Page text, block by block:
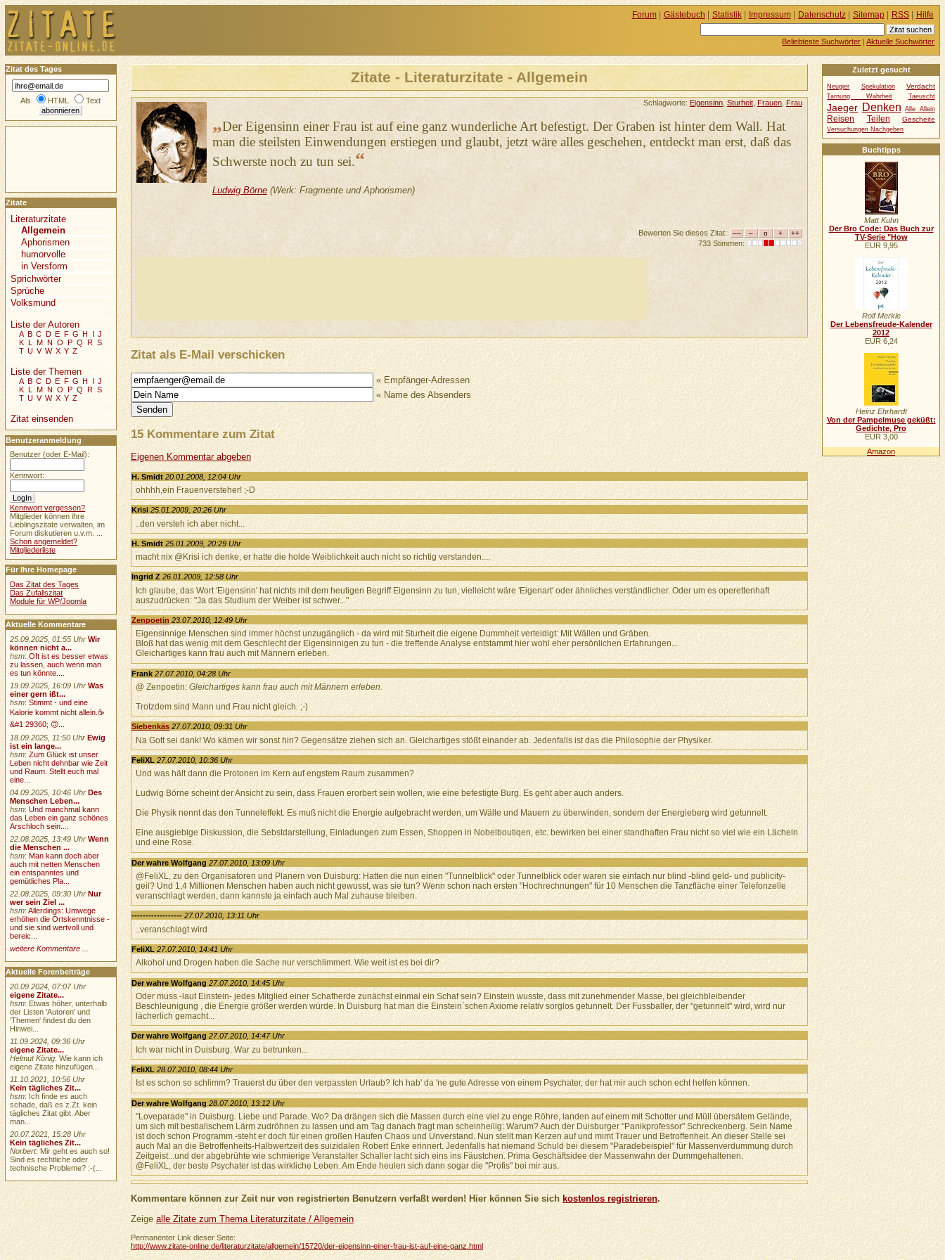
Zitate - Literaturzitate - Allgemein
Schlagworte: Eigensinn, Sturheit, Frauen, Frau
„Der Eigensinn einer Frau ist auf eine ganz wunderliche Art befestigt. Der Graben ist hinter dem Wall. Hat
man die steilsten Einwendungen erstiegen und glaubt, jetzt wäre alles geschehen, entdeckt man erst, daß das
Schwerste noch zu tun sei.“
Ludwig Börne(Werk: Fragmente und Aphorismen)
Bewerten Sie dieses Zitat:
733 Stimmen:
Zitat als E-Mail verschicken
« Empfänger-Adressen
« Name des Absenders
15 Kommentare zum Zitat
Eigenen Kommentar abgeben
H. Smidt 20.01.2008, 12:04 Uhr
ohhhh,ein Frauenversteher! ;-D
Krisi 25.01.2009, 20:26 Uhr
..den versteh ich aber nicht...
H. Smidt 25.01.2009, 20:29 Uhr
macht nix @Krisi ich denke, er hatte die holde Weiblichkeit auch nicht so richtig verstanden....
Ingrid Z 26.01.2009, 12:58 Uhr
Ich glaube, das Wort 'Eigensinn' hat nichts mit dem heutigen Begriff Eigensinn zu tun, vielleicht wäre 'Eigenart' oder ähnliches verständlicher. Oder um es operettenhaft
auszudrücken: "Ja das Studium der Weiber ist schwer..."
Zenpoetin 23.07.2010, 12:49 Uhr
Eigensinnige Menschen sind immer höchst unzugänglich - da wird mit Sturheit die eigene Dummheit verteidigt: Mit Wällen und Gräben.
Bloß hat das wenig mit dem Geschlecht der Eigensinnigen zu tun - die treffende Analyse entstammt hier wohl eher persönlichen Erfahrungen...
Gleichartiges kann frau auch mit Männern erleben.
Frank 27.07.2010, 04:28 Uhr
@ Zenpoetin:Gleichartiges kann frau auch mit Männern erleben.
Trotzdem sind Mann und Frau nicht gleich. ;-)
Siebenkäs 27.07.2010, 09:31 Uhr
Na Gott sei dank! Wo kämen wir sonst hin? Gegensätze ziehen sich an. Gleichartiges stößt einander ab. Jedenfalls ist das die Philosophie der Physiker.
FeliXL 27.07.2010, 10:36 Uhr
Und was hält dann die Protonen im Kern auf engstem Raum zusammen?
Ludwig Börne scheint der Ansicht zu sein, dass Frauen erorbert sein wollen, wie eine befestigte Burg. Es geht aber auch anders.
Die Physik nennt das den Tunneleffekt. Es muß nicht die Energie aufgebracht werden, um Wälle und Mauern zu überwinden, sondern der Energieberg wird getunnelt.
Eine ausgiebige Diskussion, die Sebstdarstellung, Einladungen zum Essen, Shoppen in Nobelboutiqen, etc. bewirken bei einer standhaften Frau nicht so viel wie ein Lächeln
und eine Rose.
Der wahre Wolfgang 27.07.2010, 13:09 Uhr
@FeliXL, zu den Organisatoren und Planern von Duisburg: Hatten die nun einen "Tunnelblick" oder Tunnelblick oder waren sie einfach nur blind -blind geld- und publicity-
geil? Und 1,4 Millionen Menschen haben auch nicht gewusst, was sie tun? Wenn schon nach ersten "Hochrechnungen" für 10 Menschen die Tanzfläche einer Telefonzelle
veranschlagt werden, dann kannste ja einfach auch Mal zuhause bleiben.
------------------ 27.07.2010, 13:11 Uhr
..veranschlagt wird
FeliXL 27.07.2010, 14:41 Uhr
Alkohol und Drogen haben die Sache nur verschlimmert. Wie weit ist es bei dir?
Der wahre Wolfgang 27.07.2010, 14:45 Uhr
Oder muss -laut Einstein- jedes Mitglied einer Schafherde zunächst einmal ein Schaf sein? Einstein wusste, dass mit zunehmender Masse, bei gleichbleibender
Beschleunigung , die Energie größer werden würde. In Duisburg hat man die Einstein`schen Axiome relativ sorglos getunnelt. Der Fussballer, der "getunnelt" wird, wird nur
lächerlich gemacht...
Der wahre Wolfgang 27.07.2010, 14:47 Uhr
Ich war nicht in Duisburg. War zu betrunken...
FeliXL 28.07.2010, 08:44 Uhr
Ist es schon so schlimm? Trauerst du über den verpassten Urlaub? Ich hab' da 'ne gute Adresse von einem Psychater, der hat mir auch schon echt helfen können.
Der wahre Wolfgang 28.07.2010, 13:12 Uhr
"Loveparade" in Duisburg. Liebe und Parade. Wo? Da drängen sich die Massen durch eine viel zu enge Röhre, landen auf einem mit Schotter und Müll übersätem Gelände,
um sich mit bestialischem Lärm zudröhnen zu lassen und am Tag danach fragt man scheinheilig: Warum? Auch der Duisburger "Panikprofessor" Schreckenberg. Sein Name
ist doch schon Programm -steht er doch für einen großen Haufen Chaos und Unverstand. Nun stellt man Kerzen auf und mimt Trauer und Betroffenheit. An dieser Stelle sei
auch Mal an die Betroffenheits-Halbwertzeit des suizidalen Robert Enke erinnert. Jedenfalls hat niemand Schuld bei diesem "Paradebeispiel" für Massenverdummung durch
Zeitgeist...und der abgebrühte wie schmierige Veranstalter Schaller lacht sich eins ins Fäustchen. Prima Geschäftsidee der Massenwahn der Dummgehaltenen.
@FeliXL, der beste Psychater ist das wirkliche Leben. Am Ende heulen sich dann sogar die "Profis" bei mir aus.
Kommentare können zur Zeit nur von registrierten Benutzern verfaßt werden! Hier können Sie sichkostenlos registrieren.
Zeigealle Zitate zum Thema Literaturzitate / Allgemein
Permanenter Link dieser Seite:
http://www.zitate-online.de/literaturzitate/allgemein/15720/der-eigensinn-einer-frau-ist-auf-eine-ganz.html
Zuletzt gesucht
Neugier Spekulation Verdacht
Tarnung Wahrheit Taeuscht
Jaeger Denken Alle Allein
Reisen Teilen Gescheite
Versuchungen Nachgeben
Buchtipps
Matt Kuhn
Der Bro Code: Das Buch zur
TV-Serie "How
EUR 9,95
Rolf Merkle
Der Lebensfreude-Kalender
2012
EUR 6,24
Heinz Ehrhardt
Von der Pampelmuse geküßt:
Gedichte, Pro
EUR 3,00
Amazon
Zitat des Tages
Als HTML Text
Zitate
Literaturzitate
Allgemein
Aphorismen
humorvolle
in Versform
Sprichwörter
Sprüche
Volksmund
Liste der Autoren
A B C D E F G H I J
K L M N O P Q R S
T U V W X Y Z
Liste der Themen
A B C D E F G H I J
K L M N O P Q R S
T U V W X Y Z
Zitat einsenden
Benutzeranmeldung
Benutzer (oder E-Mail):
Kennwort:
Kennwort vergessen?
Mitglieder können ihre
Lieblingszitate verwalten, im
Forum diskutieren u.v.m. ...
Schon angemeldet?
Mitgliederliste
Für Ihre Homepage
Das Zitat des Tages
Das Zufallszitat
Module für WP/Joomla
Aktuelle Kommentare
25.09.2025, 01:55 Uhr Wir
können nicht a...
hsm:Oft ist es besser etwas
zu lassen, auch wenn man
es tun könnte....
19.09.2025, 16:09 Uhr Was
einer gern ißt...
hsm:Stimmt - und eine
Kalorie kommt nicht allein.☕
&#1 29360; 🙃...
18.09.2025, 11:50 Uhr Ewig
ist ein lange...
hsm:Zum Glück ist unser
Leben nicht dehnbar wie Zeit
und Raum. Stellt euch mal
eine...
04.09.2025, 10:46 Uhr Des
Menschen Leben...
hsm:Und manchmal kann
das Leben ein ganz schönes
Arschloch sein....
22.08.2025, 13:49 Uhr Wenn
die Menschen ...
hsm:Man kann doch aber
auch mit netten Menschen
ein entspanntes und
gemütliches Pla...
22.08.2025, 09:30 Uhr Nur
wer sein Ziel ...
hsm:Allerdings: Umwege
erhöhen die Ortskenntnisse -
und sie sind wertvoll und
bereic...
weitere Kommentare ...
Aktuelle Forenbeiträge
20.09.2024, 07:07 Uhr
eigene Zitate...
hsm: Etwas höher, unterhalb
der Listen 'Autoren' und
'Themen' findest du den
Hinwei...
11.09.2024, 09:36 Uhr
eigene Zitate...
Helmut König: Wie kann ich
eigene Zitate hinzufügen...
11.10.2021, 10:56 Uhr
Kein tägliches Zit...
hsm: Ich finde es auch
schade, daß es z.Zt. kein
tägliches Zitat gibt. Aber
man...
20.07.2021, 15:28 Uhr
Kein tägliches Zit...
Norbert: Mir geht es auch so!
Sind es rechtliche oder
technische Probleme? :-(...
Forum| Gästebuch | Statistik| Impressum| Datenschutz| Sitemap| RSS| Hilfe
Beliebteste Suchwörter |Aktuelle Suchwörter